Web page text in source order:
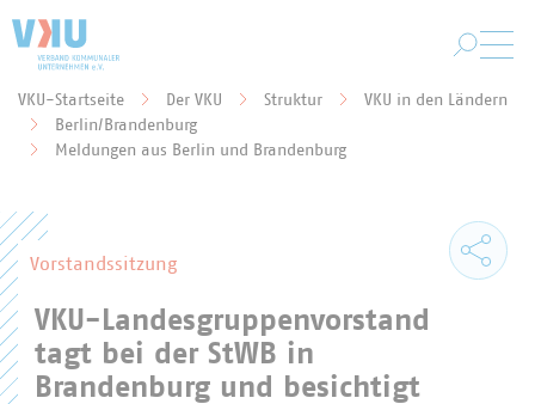
Sie befinden sich hier:
VKU-Startseite Der VKU Struktur
VKU in den Ländern
Berlin/Brandenburg
Meldungen aus Berlin und Brandenburg
Vorstandssitzung
VKU-Landesgruppenvorstand
tagt bei der StWB in
Brandenburg und besichtigt